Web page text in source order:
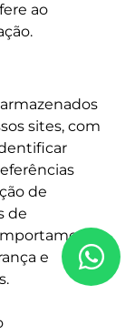
ao
sites, com
de
de
e